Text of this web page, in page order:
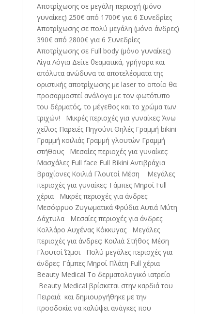
Αποτρίχωσης σε μεγάλη περιοχή (μόνο
γυναίκες) 250€ από 1700€ για 6 Συνεδρίες
Αποτρίχωσης σε πολύ μεγάλη (μόνο άνδρες)
390€ από 2800€ για 6 Συνεδρίες
Αποτρίχωσης σε Full body (μόνο γυναίκες)
Λίγα Λόγια Δείτε θεαματικά, γρήγορα και
απόλυτα ανώδυνα τα αποτελέσματα της
οριστικής αποτρίχωσης με laser το οποίο θα
προσαρμοστεί ανάλογα με τον φωτότυπο
του δέρματός, το μέγεθος και το χρώμα των
τριχών! Μικρές περιοχές για γυναίκες: Άνω
χείλος Παρειές Πηγούνι Θηλές Γραμμή bikini
Γραμμή κοιλιάς Γραμμή γλουτών Γραμμή
στήθους Μεσαίες περιοχές για γυναίκες:
Μασχάλες Full face Full Bikini Αντιβράχια
Βραχίονες Κοιλιά Γλουτοί Μέση Μεγάλες
περιοχές για γυναίκες: Γάμπες Μηροί Full
χέρια Μικρές περιοχές για άνδρες:
Μεσόφρυο Ζυγωματικά Φρύδια Αυτιά Μύτη
Δάχτυλα Μεσαίες περιοχές για άνδρες:
Κολλάρο Αυχένας Κόκκυγας Μεγάλες
περιοχές για άνδρες: Κοιλιά Στήθος Μέση
Γλουτοί Ώμοι Πολύ μεγάλες περιοχές για
άνδρες: Γάμπες Μηροί Πλάτη Full χέρια
Beauty Medical Το δερματολογικό ιατρείο
Beauty Medical βρίσκεται στην καρδιά του
Πειραιά και δημιουργήθηκε με την
προσδοκία να καλύψει ανάγκες που